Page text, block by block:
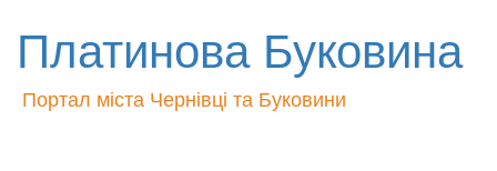
Платинова Буковина
Портал міста Чернівці та Буковини